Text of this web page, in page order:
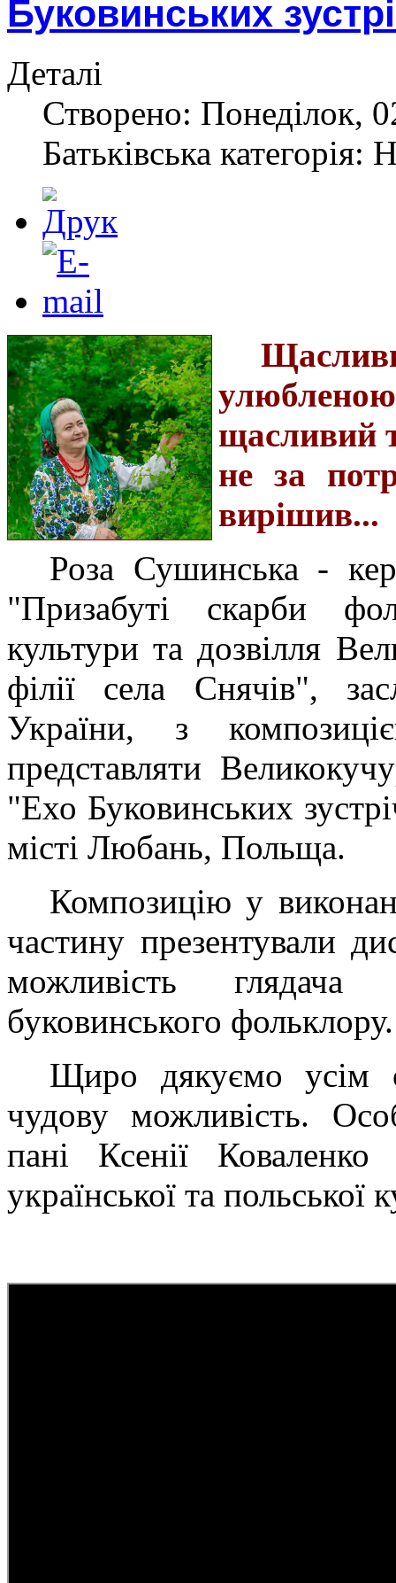
Буковинських
Деталі
Створено: Понеділок,
Батьківська категорія:
щасливий
не за
вирішив...
Роза Сушинська -
"Призабуті скарби
культури та дозвілля
філії села Снячів",
України, з
представляти
"Ехо Буковинських
місті Любань, Польща.
Композицію у
частину презентували
можливість
буковинського фольклору.
Щиро дякуємо усім
чудову можливість.
пані Ксенії
української та польської